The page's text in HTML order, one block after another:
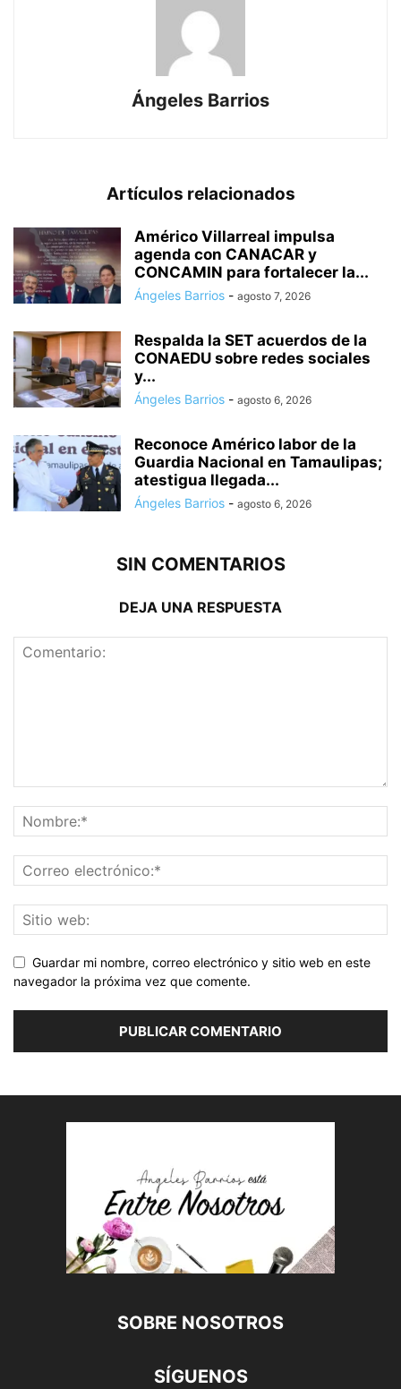
Ángeles Barrios
Artículos relacionados
Américo Villarreal impulsa
agenda con CANACAR y
CONCAMIN para fortalecer la...
Ángeles Barrios - agosto 7, 2026
Respalda la SET acuerdos de la
CONAEDU sobre redes sociales
y...
Ángeles Barrios - agosto 6, 2026
Reconoce Américo labor de la
Guardia Nacional en Tamaulipas;
atestigua llegada...
Ángeles Barrios - agosto 6, 2026
SIN COMENTARIOS
DEJA UNA RESPUESTA
Guardar mi nombre, correo electrónico y sitio web en este
navegador la próxima vez que comente.
SOBRE NOSOTROS
SÍGUENOS